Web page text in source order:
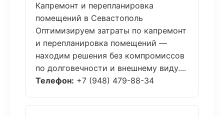
Капремонт и перепланировка
помещений в Севастополь
Оптимизируем затраты по капремонт
и перепланировка помещений —
находим решения без компромиссов
по долговечности и внешнему виду....
Телефон: +7 (948) 479-88-34